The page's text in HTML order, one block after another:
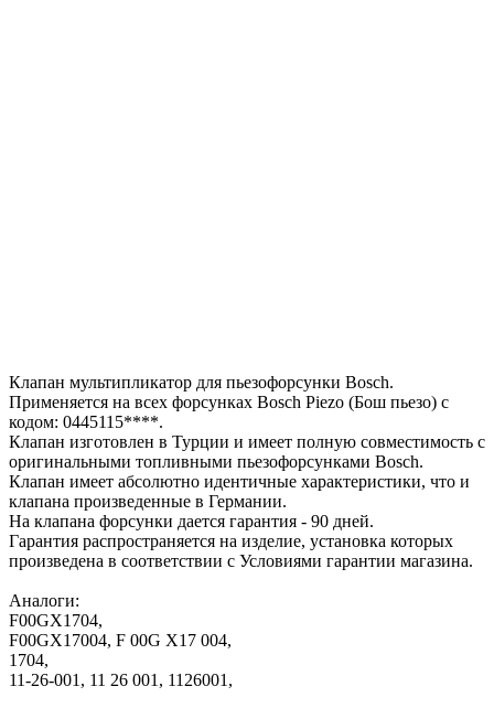
Клапан мультипликатор для пьезофорсунки Bosch.
Применяется на всех форсунках Bosch Piezo (Бош пьезо) с
кодом: 0445115****.
Клапан изготовлен в Турции и имеет полную совместимость с
оригинальными топливными пьезофорсунками Bosch.
Клапан имеет абсолютно идентичные характеристики, что и
клапана произведенные в Германии.
На клапана форсунки дается гарантия - 90 дней.
Гарантия распространяется на изделие, установка которых
произведена в соответствии с Условиями гарантии магазина.
Аналоги:
F00GX1704,
F00GX17004, F 00G X17 004,
1704,
11-26-001, 11 26 001, 1126001,